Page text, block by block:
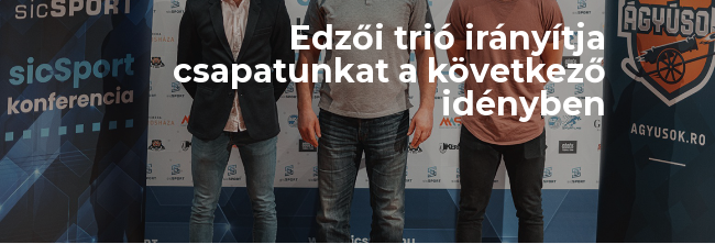
Edzői trió irányítja
csapatunkat a következő
idényben